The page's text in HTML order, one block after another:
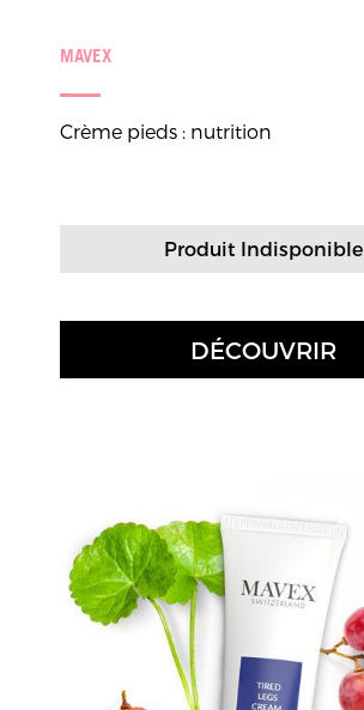
MAVEX
Crème pieds : nutrition
Produit Indisponible
DÉCOUVRIR